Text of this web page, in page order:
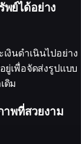
พย์ได้อย่าง
งินดำเนินไปอย่าง
ยู่เพื่อจัดส่งรูปแบบ
ดิม
าพที่สวยงาม